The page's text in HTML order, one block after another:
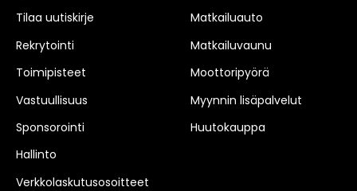
Tilaa uutiskirje
Rekrytointi
Toimipisteet
Vastuullisuus
Sponsorointi
Hallinto
Verkkolaskutusosoitteet
Matkailuauto
Matkailuvaunu
Moottoripyörä
Myynnin lisäpalvelut
Huutokauppa